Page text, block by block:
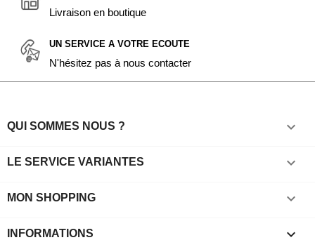
Livraison en boutique
UN SERVICE A VOTRE ECOUTE
N'hésitez pas à nous contacter
QUI SOMMES NOUS ? 
LE SERVICE VARIANTES 
MON SHOPPING 
INFORMATIONS keyboard_arrow_down